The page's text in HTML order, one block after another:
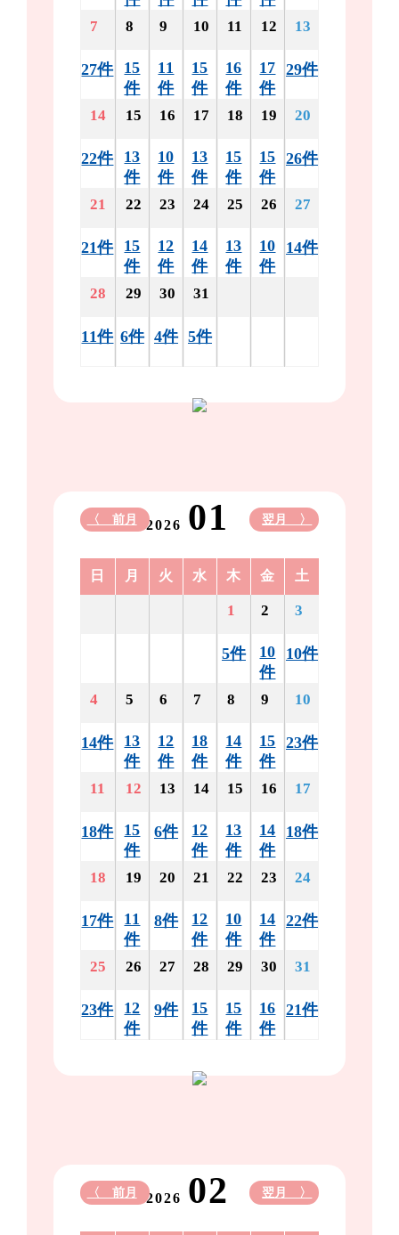
7
27件
8
15
件
9
11
件
10
15
件
11
16
件
12
17
件
13
29件
14
22件
15
13
件
16
10
件
17
13
件
18
15
件
19
15
件
20
26件
21
21件
22
15
件
23
12
件
24
14
件
25
13
件
26
10
件
27
14件
28
11件
29
6件
30
4件
31
5件
2026 01
〈 前月 翌月 〉
日 月 火 水 木 金 土
1
5件
2
10
件
3
10件
4
14件
5
13
件
6
12
件
7
18
件
8
14
件
9
15
件
10
23件
11
18件
12
15
件
13
6件
14
12
件
15
13
件
16
14
件
17
18件
18
17件
19
11
件
20
8件
21
12
件
22
10
件
23
14
件
24
22件
25
23件
26
12
件
27
9件
28
15
件
29
15
件
30
16
件
31
21件
2026 02
〈 前月 翌月 〉